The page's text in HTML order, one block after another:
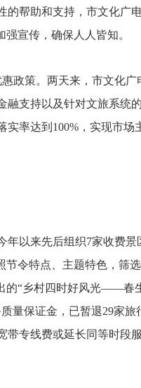
的帮助和支持，市文化广
宣传，确保人人皆知。
政策。两天来，市文化广
支持以及针对文旅系统的
率达到100%，实现市场
以来先后组织7家收费景
令特点、主题特色，筛
的“乡村四时好风光——春
量保证金，已暂退29家旅
带专线费或延长同等时段